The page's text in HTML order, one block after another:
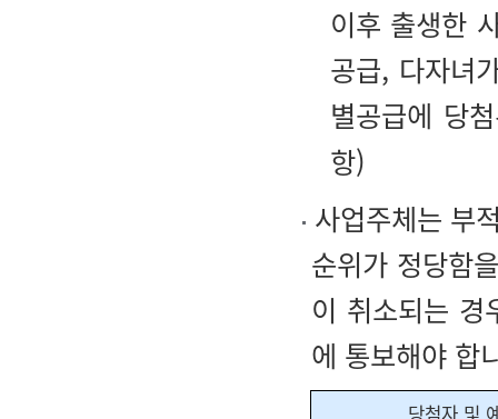
이후 출생한
공급, 다자녀
별공급에 당
항)
사업주체는 부
순위가 정당함
이 취소되는 경
에 통보해야 합
당첨자 및